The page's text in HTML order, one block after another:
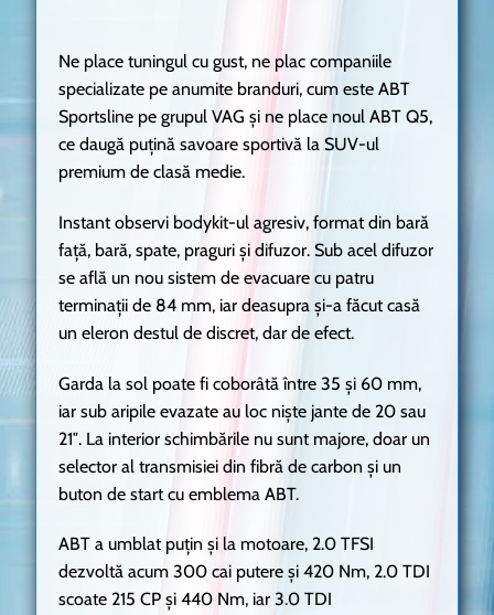
Ne place tuningul cu gust, ne plac companiile
specializate pe anumite branduri, cum este ABT
Sportsline pe grupul VAG și ne place noul ABT Q5,
ce daugă puțină savoare sportivă la SUV-ul
premium de clasă medie.
Instant observi bodykit-ul agresiv, format din bară
față, bară, spate, praguri și difuzor. Sub acel difuzor
se află un nou sistem de evacuare cu patru
terminații de 84 mm, iar deasupra și-a făcut casă
un eleron destul de discret, dar de efect.
Garda la sol poate fi coborâtă între 35 și 60 mm,
iar sub aripile evazate au loc niște jante de 20 sau
21″. La interior schimbările nu sunt majore, doar un
selector al transmisiei din fibră de carbon și un
buton de start cu emblema ABT.
ABT a umblat puțin și la motoare, 2.0 TFSI
dezvoltă acum 300 cai putere și 420 Nm, 2.0 TDI
scoate 215 CP și 440 Nm, iar 3.0 TDI